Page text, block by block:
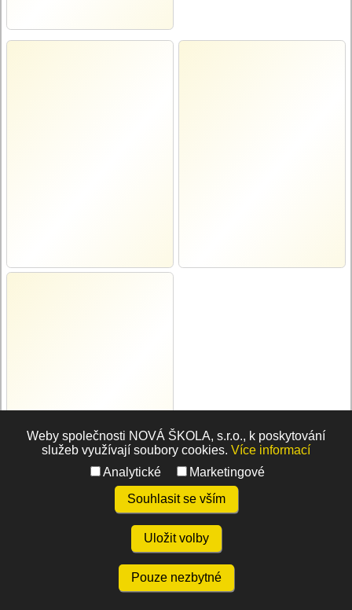
Weby společnosti NOVÁ ŠKOLA, s.r.o., k poskytování
služeb využívají soubory cookies. Více informací
Analytické
Marketingové
Souhlasit se vším
Uložit volby
Pouze nezbytné